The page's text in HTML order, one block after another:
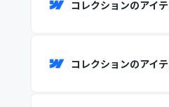
コレクションのアイ
コレクションのアイ